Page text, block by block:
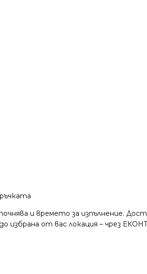
и времето за изпълнение.
избрана от вас локация – чрез